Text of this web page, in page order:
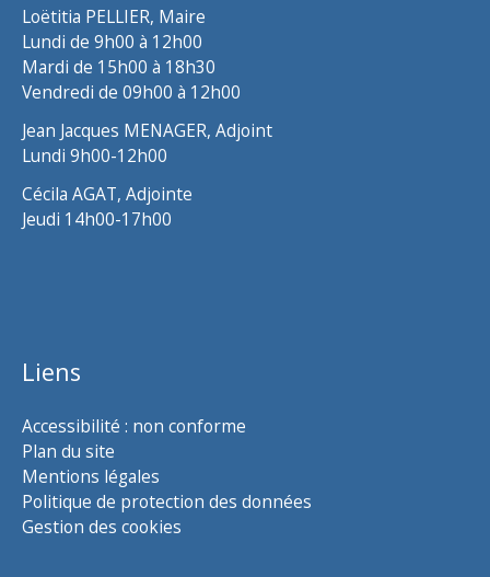
Loëtitia PELLIER, Maire
Lundi de 9h00 à 12h00
Mardi de 15h00 à 18h30
Vendredi de 09h00 à 12h00
Jean Jacques MENAGER, Adjoint
Lundi 9h00-12h00
Cécila AGAT, Adjointe
Jeudi 14h00-17h00
Liens
Accessibilité : non conforme
Plan du site
Mentions légales
Politique de protection des données
Gestion des cookies